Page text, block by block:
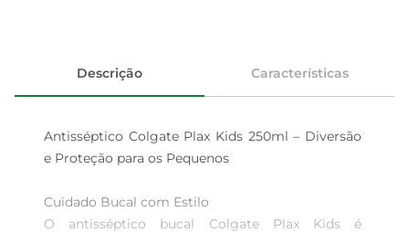
Descrição Características
Antisséptico Colgate Plax Kids 250ml – Diversão
e Proteção para os Pequenos
Cuidado Bucal com Estilo
O antisséptico bucal Colgate Plax Kids é